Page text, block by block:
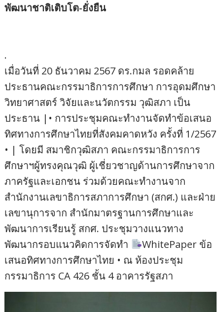
พัฒนาชาติเติบโต-ยั่งยืน
.
เมื่อวันที่ 20 ธันวาคม 2567 ดร.กมล รอดคล้าย
ประธานคณะกรรมาธิการการศึกษา การอุดมศึกษา
วิทยาศาสตร์ วิจัยและนวัตกรรม วุฒิสภา เป็น
ประธาน |• การประชุมคณะทำงานจัดทำข้อเสนอ
ทิศทางการศึกษาไทยที่สังคมคาดหวัง ครั้งที่ 1/2567
• | โดยมี สมาชิกวุฒิสภา คณะกรรมาธิการการ
ศึกษาฯผู้ทรงคุณวุฒิ ผู้เชี่ยวชาญด้านการศึกษาจาก
ภาครัฐและเอกชน ร่วมด้วยคณะทำงานจาก
สำนักงานเลขาธิการสภาการศึกษา (สกศ.) และฝ่าย
เลขานุการจาก สำนักมาตรฐานการศึกษาและ
พัฒนาการเรียนรู้ สกศ. ประชุมวางแนวทาง
พัฒนากรอบแนวคิดการจัดทำ
WhitePaper ข้อ
เสนอทิศทางการศึกษาไทย • ณ ห้องประชุม
กรรมาธิการ CA 426 ชั้น 4 อาคารรัฐสภา